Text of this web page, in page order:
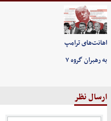
اهانت‌های ترامپ
به رهبران گروه ۷
ارسال نظر